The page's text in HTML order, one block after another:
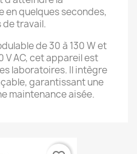
en quelques secondes,
travail.
de 30 à 130 W et
AC, cet appareil est
laboratoires. Il intègre
garantissant une
maintenance aisée.